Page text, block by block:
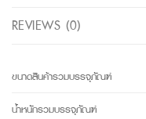
REVIEWS (0)
ขนาดสินค้ารวมบรรจุภัณฑ์
น้ำหนักรวมบรรจุภัณฑ์